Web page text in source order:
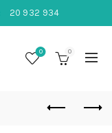
20 932 934
0 0